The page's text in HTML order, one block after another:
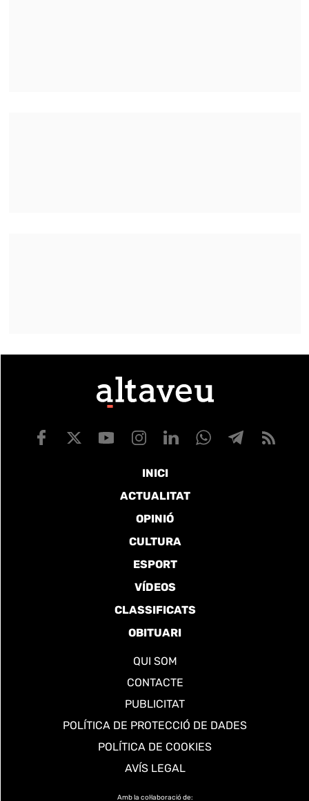
INICI
ACTUALITAT
OPINIÓ
CULTURA
ESPORT
VÍDEOS
CLASSIFICATS
OBITUARI
QUI SOM
CONTACTE
PUBLICITAT
POLÍTICA DE PROTECCIÓ DE DADES
POLÍTICA DE COOKIES
AVÍS LEGAL
Amb la col·laboració de: